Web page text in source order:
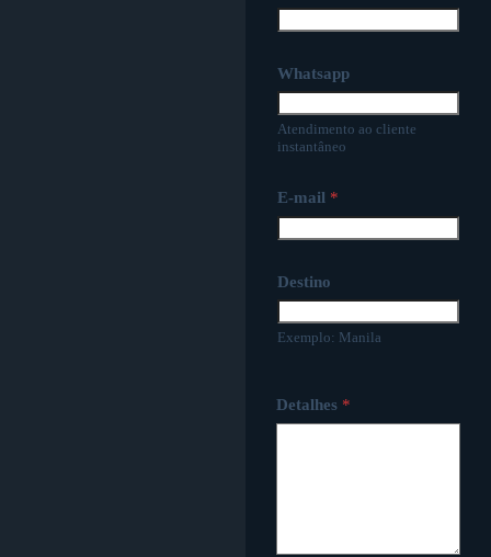
Whatsapp
Atendimento ao cliente
instantâneo
E-mail *
Destino
Exemplo: Manila
Detalhes *